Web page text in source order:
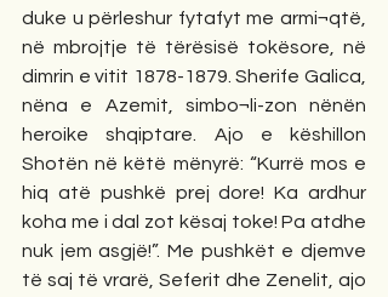
duke u përleshur fytafyt me armi¬qtë,
në mbrojtje të tërësisë tokësore, në
dimrin e vitit 1878-1879. Sherife Galica,
nëna e Azemit, simbo¬li-zon nënën
heroike shqiptare. Ajo e këshillon
Shotën në këtë mënyrë: “Kurrë mos e
hiq atë pushkë prej dore! Ka ardhur
koha me i dal zot kësaj toke! Pa atdhe
nuk jem asgjë!”. Me pushkët e djemve
të saj të vrarë, Seferit dhe Zenelit, ajo